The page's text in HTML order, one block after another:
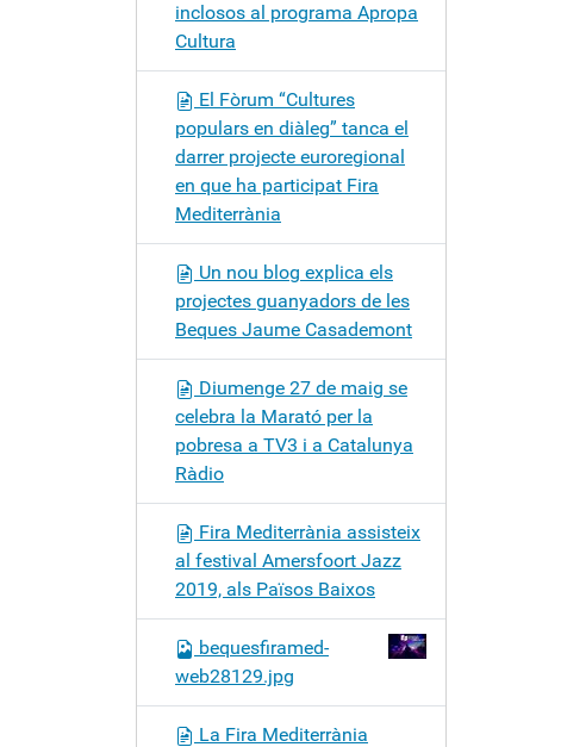
inclosos al programa Apropa
Cultura
El Fòrum “Cultures
populars en diàleg” tanca el
darrer projecte euroregional
en que ha participat Fira
Mediterrània
Un nou blog explica els
projectes guanyadors de les
Beques Jaume Casademont
Diumenge 27 de maig se
celebra la Marató per la
pobresa a TV3 i a Catalunya
Ràdio
Fira Mediterrània assisteix
al festival Amersfoort Jazz
2019, als Països Baixos
bequesfiramed-
web28129.jpg
La Fira Mediterrània